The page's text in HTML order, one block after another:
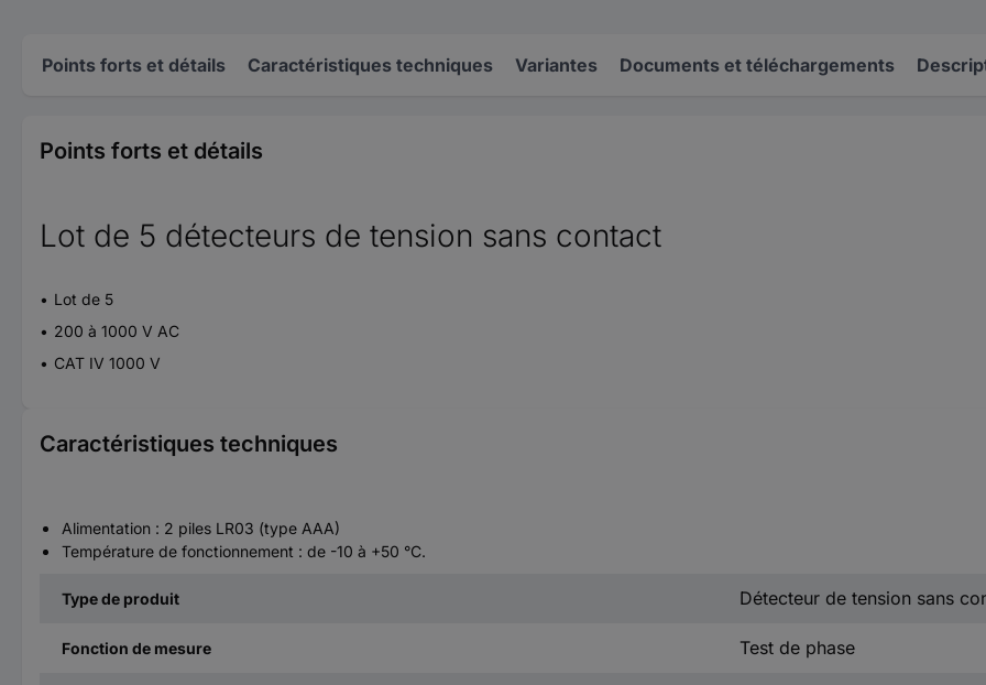
Points forts et détails Caractéristiques techniques Variantes Documents et téléchargements
Points forts et détails
Lot de 5 détecteurs de tension sans contact
Lot de 5
200 à 1000 V AC
CAT IV 1000 V
Caractéristiques techniques
Alimentation : 2 piles LR03 (type AAA)
Température de fonctionnement : de -10 à +50 °C.
Type de produit Détecteur de tension sans
Fonction de mesure Test de phase